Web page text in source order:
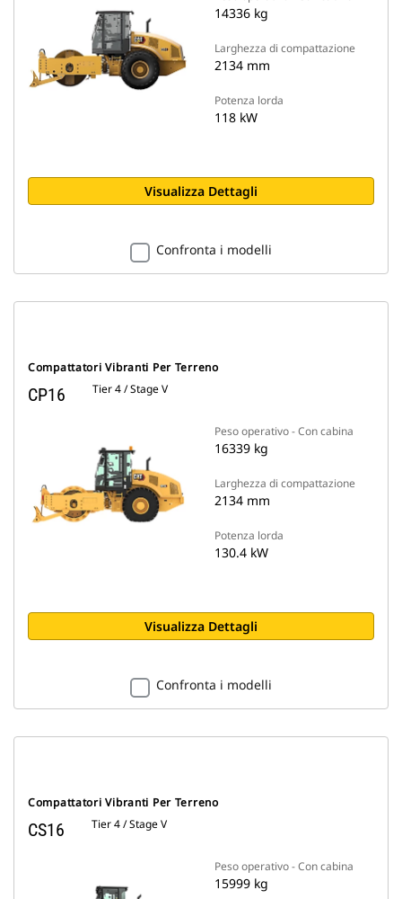
14336 kg
Larghezza di compattazione
2134 mm
Potenza lorda
118 kW
Visualizza Dettagli
Confronta i modelli
Compattatori Vibranti Per Terreno
CP16 Tier 4 / Stage V
Peso operativo - Con cabina
16339 kg
Larghezza di compattazione
2134 mm
Potenza lorda
130.4 kW
Visualizza Dettagli
Confronta i modelli
Compattatori Vibranti Per Terreno
CS16 Tier 4 / Stage V
Peso operativo - Con cabina
15999 kg